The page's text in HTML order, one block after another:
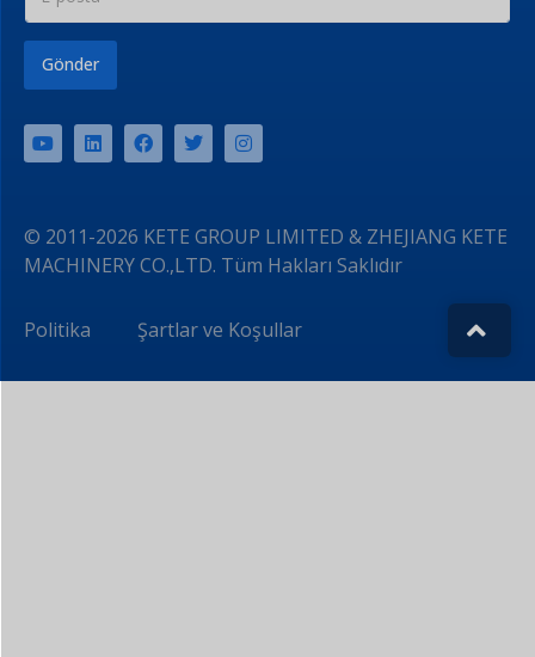
Gönder
© 2011-2026 KETE GROUP LIMITED & ZHEJIANG KETE
MACHINERY CO.,LTD. Tüm Hakları Saklıdır
Politika Şartlar ve Koşullar